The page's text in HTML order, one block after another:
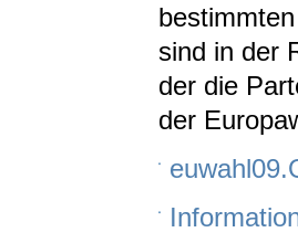
sind in der
der die
der